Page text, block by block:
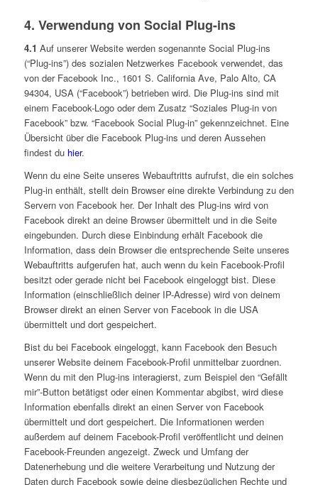
4. Verwendung von Social Plug-ins
4.1 Auf unserer Website werden sogenannte Social Plug-ins
(“Plug-ins”) des sozialen Netzwerkes Facebook verwendet, das
von der Facebook Inc., 1601 S. California Ave, Palo Alto, CA
94304, USA (“Facebook”) betrieben wird. Die Plug-ins sind mit
einem Facebook-Logo oder dem Zusatz “Soziales Plug-in von
Facebook” bzw. “Facebook Social Plug-in” gekennzeichnet. Eine
Übersicht über die Facebook Plug-ins und deren Aussehen
findest du hier.
Wenn du eine Seite unseres Webauftritts aufrufst, die ein solches
Plug-in enthält, stellt dein Browser eine direkte Verbindung zu den
Servern von Facebook her. Der Inhalt des Plug-ins wird von
Facebook direkt an deine Browser übermittelt und in die Seite
eingebunden. Durch diese Einbindung erhält Facebook die
Information, dass dein Browser die entsprechende Seite unseres
Webauftritts aufgerufen hat, auch wenn du kein Facebook-Profil
besitzt oder gerade nicht bei Facebook eingeloggt bist. Diese
Information (einschließlich deiner IP-Adresse) wird von deinem
Browser direkt an einen Server von Facebook in die USA
übermittelt und dort gespeichert.
Bist du bei Facebook eingeloggt, kann Facebook den Besuch
unserer Website deinem Facebook-Profil unmittelbar zuordnen.
Wenn du mit den Plug-ins interagierst, zum Beispiel den “Gefällt
mir”-Button betätigst oder einen Kommentar abgibst, wird diese
Information ebenfalls direkt an einen Server von Facebook
übermittelt und dort gespeichert. Die Informationen werden
außerdem auf deinem Facebook-Profil veröffentlicht und deinen
Facebook-Freunden angezeigt. Zweck und Umfang der
Datenerhebung und die weitere Verarbeitung und Nutzung der
Daten durch Facebook sowie deine diesbezüglichen Rechte und